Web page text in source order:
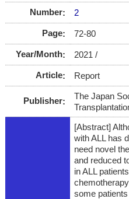
Number 2
Page 72-80
Year/Month 2021 /
Article Report
Publisher
The Japan
[Abstract]
with ALL has
need novel
and reduced
in ALL
some